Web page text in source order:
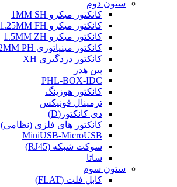
ستون دوم
کانکتور میکرو 1MM SH
کانکتور میکرو 1.25MM FH
کانکتور میکرو 1.5MM ZH
کانکتور مینیاتوری 2MM PH
کانکتور دزدگیری XH
پین هدر
PHL-BOX-IDC
کانکتور هوزینگ
ترمینال فونیکس
دی کانکتور(D)
کانکتور های فلزی (نظامی)
MiniUSB-MicroUSB
سوکت شبکه (RJ45)
ساتا
ستون سوم
کابل فلت (FLAT)